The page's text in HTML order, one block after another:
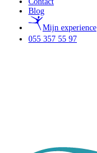
Blog
Mijn experience
055 357 55 97